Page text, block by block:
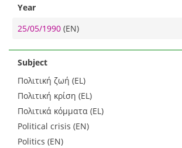
Year
25/05/1990 (EN)
Subject
Πολιτική ζωή (EL)
Πολιτική κρίση (EL)
Πολιτικά κόμματα (EL)
Political crisis (EN)
Politics (EN)